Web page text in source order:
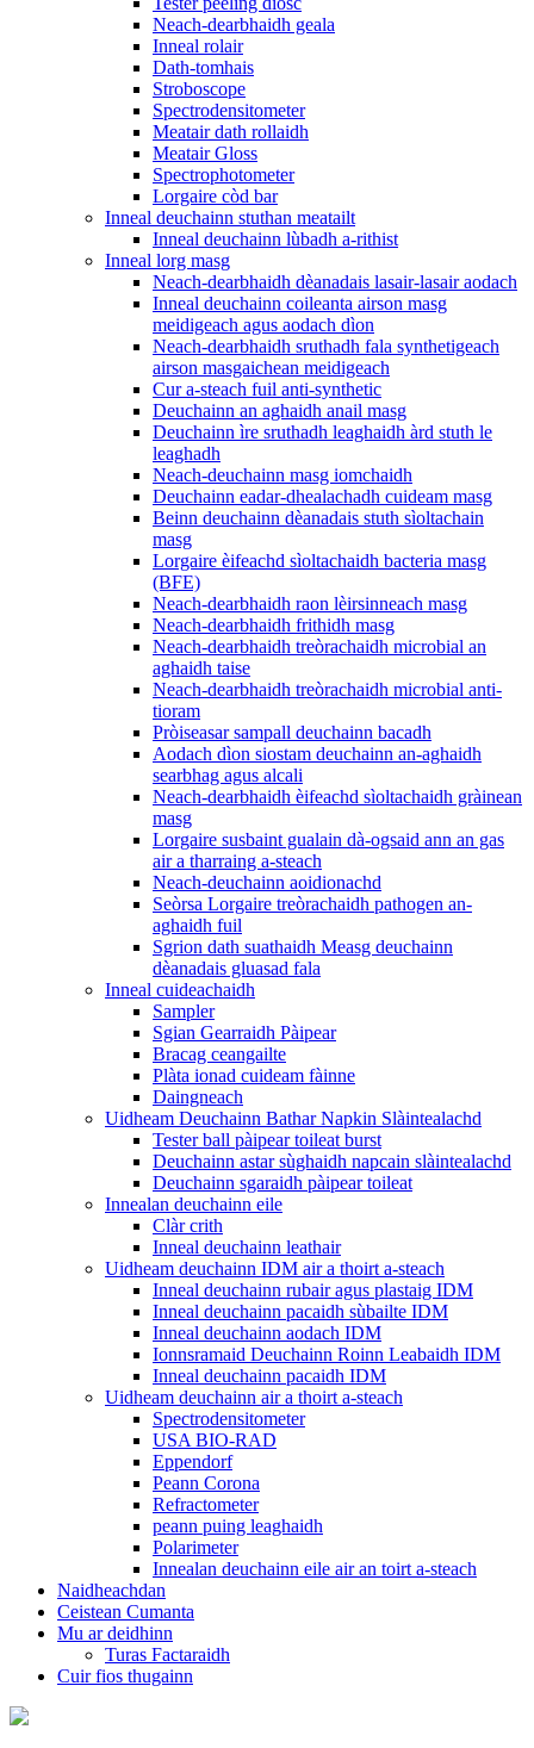
Neach-dearbhaidh geala
Inneal rolair
Dath-tomhais
Stroboscope
Spectrodensitometer
Meatair dath rollaidh
Meatair Gloss
Spectrophotometer
Lorgaire còd bar
Inneal deuchainn stuthan meatailt
Inneal deuchainn lùbadh a-rithist
Inneal lorg masg
Neach-dearbhaidh dèanadais lasair-lasair aodach
Inneal deuchainn coileanta airson masg
meidigeach agus aodach dìon
Neach-dearbhaidh sruthadh fala synthetigeach
airson masgaichean meidigeach
Cur a-steach fuil anti-synthetic
Deuchainn an aghaidh anail masg
Deuchainn ìre sruthadh leaghaidh àrd stuth le
leaghadh
Neach-deuchainn masg iomchaidh
Deuchainn eadar-dhealachadh cuideam masg
Beinn deuchainn dèanadais stuth sìoltachain
masg
Lorgaire èifeachd sìoltachaidh bacteria masg
(BFE)
Neach-dearbhaidh raon lèirsinneach masg
Neach-dearbhaidh frithidh masg
Neach-dearbhaidh treòrachaidh microbial an
aghaidh taise
Neach-dearbhaidh treòrachaidh microbial anti-
tioram
Pròiseasar sampall deuchainn bacadh
Aodach dìon siostam deuchainn an-aghaidh
searbhag agus alcali
Neach-dearbhaidh èifeachd sìoltachaidh gràinean
masg
Lorgaire susbaint gualain dà-ogsaid ann an gas
air a tharraing a-steach
Neach-deuchainn aoidionachd
Seòrsa Lorgaire treòrachaidh pathogen an-
aghaidh fuil
Sgrion dath suathaidh Measg deuchainn
dèanadais gluasad fala
Inneal cuideachaidh
Sampler
Sgian Gearraidh Pàipear
Bracag ceangailte
Plàta ionad cuideam fàinne
Daingneach
Uidheam Deuchainn Bathar Napkin Slàintealachd
Tester ball pàipear toileat burst
Deuchainn astar sùghaidh napcain slàintealachd
Deuchainn sgaraidh pàipear toileat
Innealan deuchainn eile
Clàr crith
Inneal deuchainn leathair
Uidheam deuchainn IDM air a thoirt a-steach
Inneal deuchainn rubair agus plastaig IDM
Inneal deuchainn pacaidh sùbailte IDM
Inneal deuchainn aodach IDM
Ionnsramaid Deuchainn Roinn Leabaidh IDM
Inneal deuchainn pacaidh IDM
Uidheam deuchainn air a thoirt a-steach
Spectrodensitometer
USA BIO-RAD
Eppendorf
Peann Corona
Refractometer
peann puing leaghaidh
Polarimeter
Innealan deuchainn eile air an toirt a-steach
Naidheachdan
Ceistean Cumanta
Mu ar deidhinn
Turas Factaraidh
Cuir fios thugainn